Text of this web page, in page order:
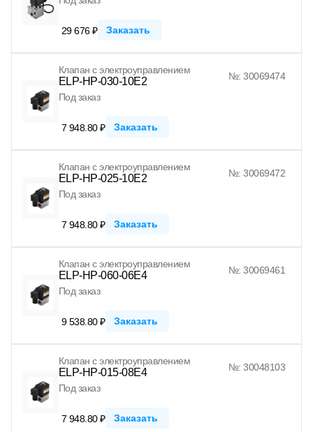
29 676 ₽ Заказать
Клапан с электроуправлением
ELP-HP-030-10E2
№: 30069474
Под заказ
7 948.80 ₽ Заказать
Клапан с электроуправлением
ELP-HP-025-10E2
№: 30069472
Под заказ
7 948.80 ₽ Заказать
Клапан с электроуправлением
ELP-HP-060-06E4
№: 30069461
Под заказ
9 538.80 ₽ Заказать
Клапан с электроуправлением
ELP-HP-015-08E4
№: 30048103
Под заказ
7 948.80 ₽ Заказать